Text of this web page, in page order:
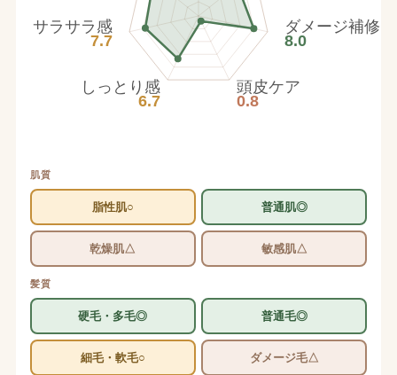
ダメージ補修
8.0
頭皮ケア
0.8
しっとり感
6.7
サラサラ感
7.7
肌質
脂性肌○ 普通肌◎
乾燥肌△ 敏感肌△
髪質
硬毛・多毛◎ 普通毛◎
細毛・軟毛○ ダメージ毛△